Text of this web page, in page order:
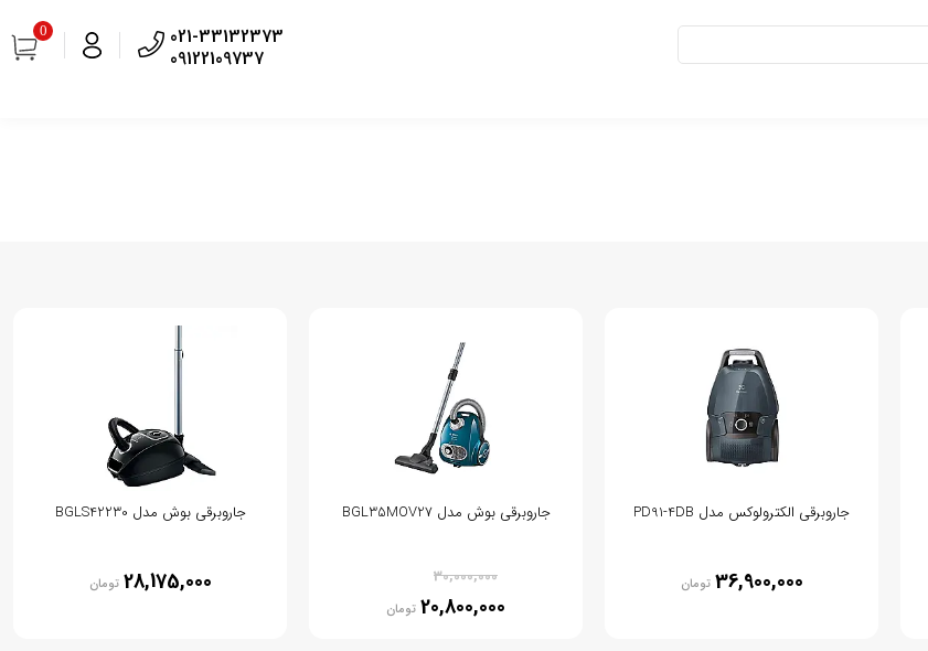
021-33132373
09122109737
0
جاروبرقی الکترولوکس مدل PD91-4DB
36,900,000 تومان
جاروبرقی بوش مدل BGL35MOV27
30,000,000
20,800,000 تومان
جاروبرقی بوش مدل BGLS42230
28,175,000 تومان